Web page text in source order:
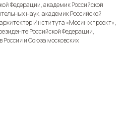
Федерации, академик Российской
наук, академик Российской
Института «Мосинжпроект»,
Российской Федерации,
и Союза московских